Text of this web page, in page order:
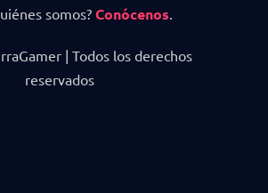
somos? Conócenos.
| Todos los derechos
reservados